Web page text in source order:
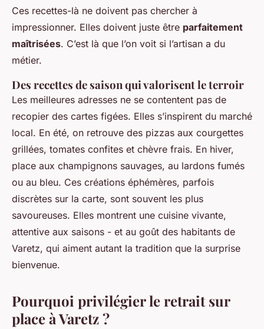
Ces recettes-là ne doivent pas chercher à
impressionner. Elles doivent juste être parfaitement
maîtrisées. C’est là que l’on voit si l’artisan a du
métier.
Des recettes de saison qui valorisent le terroir
Les meilleures adresses ne se contentent pas de
recopier des cartes figées. Elles s’inspirent du marché
local. En été, on retrouve des pizzas aux courgettes
grillées, tomates confites et chèvre frais. En hiver,
place aux champignons sauvages, au lardons fumés
ou au bleu. Ces créations éphémères, parfois
discrètes sur la carte, sont souvent les plus
savoureuses. Elles montrent une cuisine vivante,
attentive aux saisons - et au goût des habitants de
Varetz, qui aiment autant la tradition que la surprise
bienvenue.
Pourquoi privilégier le retrait sur
place à Varetz ?